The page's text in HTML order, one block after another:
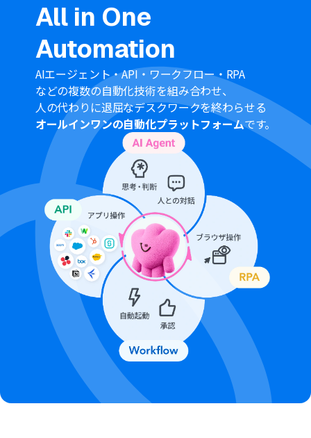
コンテンツIDを任意で設定してください。
分岐機能では、ファイル名に含まれる文字列や拡張子と
いった前段で取得した情報をもとに、後続のオペレーシ
ョンを分岐させる条件を自由にカスタマイズできます。
RPA機能では、操作したいWebページのURLやクリック
する要素、入力する項目などを実際のページに合わせて
設定可能です。
正規表現によるデータの抽出では、抽出対象のテキスト
や抽出したいパターンを、固定値や前のステップで取得し
た情報を変数として利用し、自由に設定できます。
Boxへのファイルアップロードアクションでは、アップロ
ード先のフォルダIDやファイル名などを、固定値または
前段で取得した情報を変数として設定してください。
■注意事項
BoxとYoomを連携してください。
ブラウザを操作するオペレーションはサクセスプランで
のみご利用いただける機能となっております。フリープラ
ン・ミニプラン・チームプランの場合は設定しているフロ
ーボットのオペレーションはエラーとなりますので、ご注
意ください。
サクセスプランなどの有料プランは、2週間の無料トライ
アルを行うことが可能です。無料トライアル中には制限対
象のアプリやブラウザを操作するオペレーションを使用
することができます。
ブラウザを操作するオペレーションの設定方法は下記を
ご参照ください。
https://intercom.help/yoom/ja/articles/9099691
ブラウザを操作するオペレーションは、ご利用のWebサ
All in One
Automation
AIエージェント・API・ワークフロー・RPA
などの複数の自動化技術を組み合わせ、
人の代わりに退屈なデスクワークを終わらせる
オールインワンの自動化プラットフォームです。